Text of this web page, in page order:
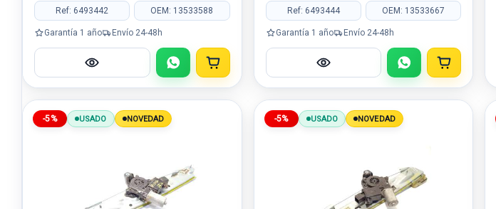
Ref: 6493442 OEM: 13533588
Garantía 1 año Envío 24-48h
Ref: 6493444 OEM: 13533667
Garantía 1 año Envío 24-48h
-5% USADO NOVEDAD -5% USADO NOVEDAD